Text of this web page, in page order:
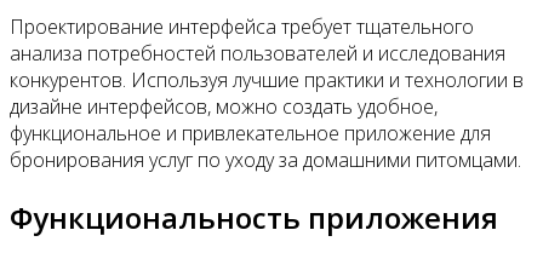
Проектирование интерфейса требует тщательного
анализа потребностей пользователей и исследования
конкурентов. Используя лучшие практики и технологии в
дизайне интерфейсов, можно создать удобное,
функциональное и привлекательное приложение для
бронирования услуг по уходу за домашними питомцами.
Функциональность приложения